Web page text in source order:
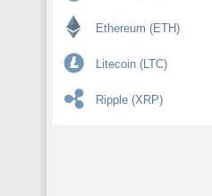
Ethereum (ETH)
Litecoin (LTC)
Ripple (XRP)